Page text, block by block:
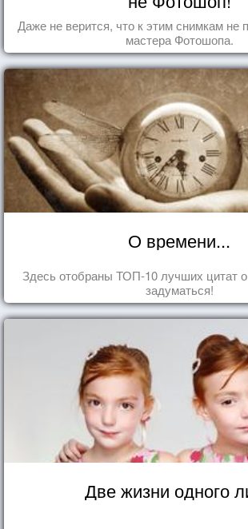
Даже не верится, что к этим снимкам не
мастера Фотошопа.
О времени...
Здесь отобраны ТОП-10 лучших цитат
задуматься!
Две жизни одного